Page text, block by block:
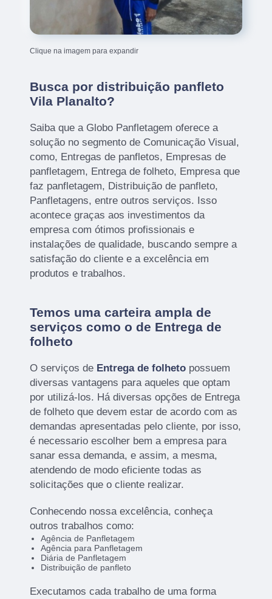
Clique na imagem para expandir
Busca por distribuição panfleto
Vila Planalto?
Saiba que a Globo Panfletagem oferece a
solução no segmento de Comunicação Visual,
como, Entregas de panfletos, Empresas de
panfletagem, Entrega de folheto, Empresa que
faz panfletagem, Distribuição de panfleto,
Panfletagens, entre outros serviços. Isso
acontece graças aos investimentos da
empresa com ótimos profissionais e
instalações de qualidade, buscando sempre a
satisfação do cliente e a excelência em
produtos e trabalhos.
Temos uma carteira ampla de
serviços como o de Entrega de
folheto
O serviços de Entrega de folheto possuem
diversas vantagens para aqueles que optam
por utilizá-los. Há diversas opções de Entrega
de folheto que devem estar de acordo com as
demandas apresentadas pelo cliente, por isso,
é necessario escolher bem a empresa para
sanar essa demanda, e assim, a mesma,
atendendo de modo eficiente todas as
solicitações que o cliente realizar.
Conhecendo nossa excelência, conheça
outros trabalhos como:
Agência de Panfletagem
Agência para Panfletagem
Diária de Panfletagem
Distribuição de panfleto
Executamos cada trabalho de uma forma